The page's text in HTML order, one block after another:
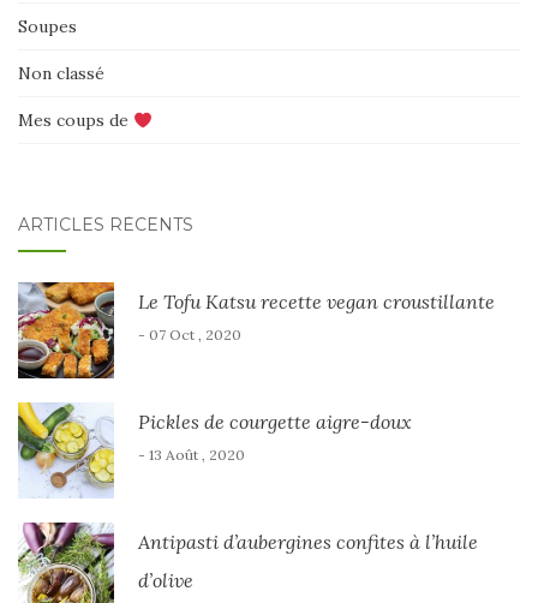
Soupes
Non classé
Mes coups de
ARTICLES RÉCENTS
Le Tofu Katsu recette vegan croustillante
- 07 Oct , 2020
Pickles de courgette aigre-doux
- 13 Août , 2020
Antipasti d’aubergines confites à l’huile
d’olive